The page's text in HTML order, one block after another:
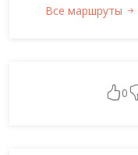
Все маршруты
0